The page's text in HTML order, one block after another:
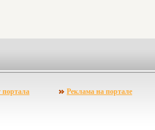
Реклама на портале